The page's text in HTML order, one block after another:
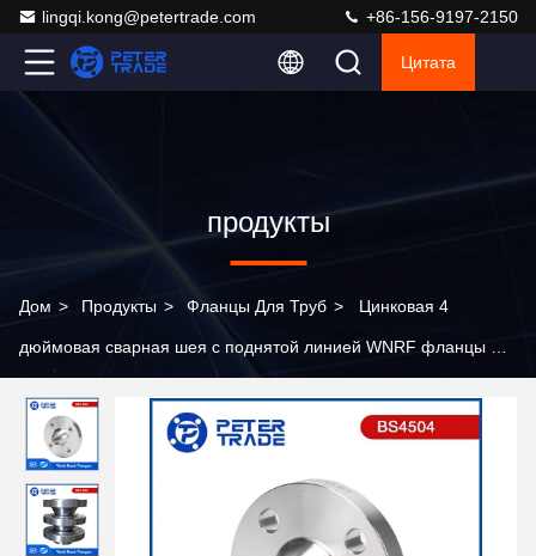
lingqi.kong@petertrade.com +86-156-9197-2150
Цитата
продукты
Дом > Продукты > Фланцы Для Труб > Цинковая 4
дюймовая сварная шея с поднятой линией WNRF фланцы PN